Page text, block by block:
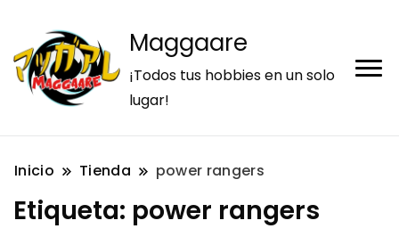
Maggaare
¡Todos tus hobbies en un solo
lugar!
Inicio Tienda power rangers
Etiqueta: power rangers